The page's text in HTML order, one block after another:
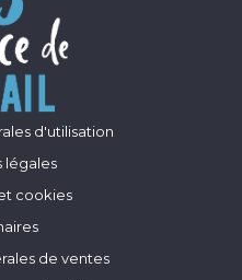
d'utilisation
légales
cookies
de ventes